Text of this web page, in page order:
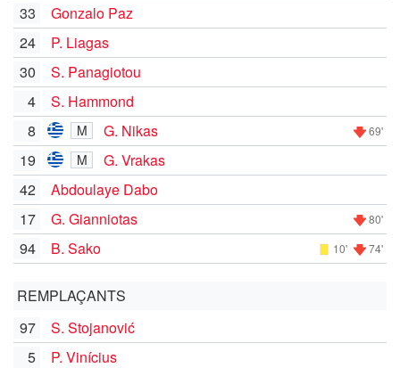
33
Gonzalo Paz
24
P. Liagas
30
S. Panagiotou
4
S. Hammond
8
M G. Nikas 69'
19 M
G. Vrakas
42
Abdoulaye Dabo
17
G. Gianniotas 80'
94 B. Sako 10' 74'
REMPLAÇANTS
97
S. Stojanović
5
P. Vinícius